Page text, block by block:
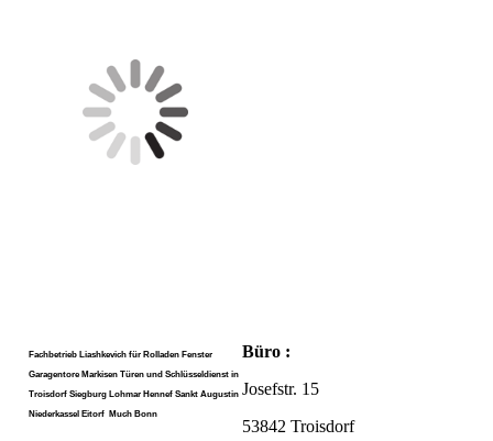
Fachbetrieb Liashkevich für Rolladen Fenster
Garagentore Markisen Türen und Schlüsseldienst in
Troisdorf Siegburg Lohmar Hennef Sankt Augustin
Niederkassel Eitorf Much Bonn
Büro :
Josefstr. 15
53842 Troisdorf